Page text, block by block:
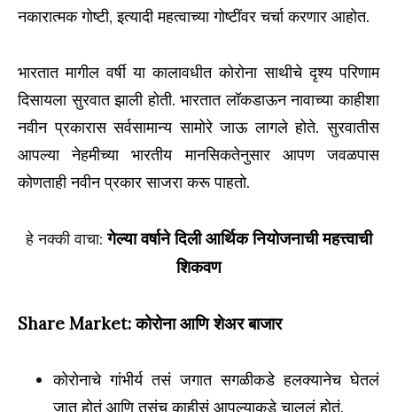
नकारात्मक गोष्टी, इत्यादी महत्वाच्या गोष्टींवर चर्चा करणार आहोत.
भारतात मागील वर्षी या कालावधीत कोरोना साथीचे दृश्य परिणाम
दिसायला सुरवात झाली होती. भारतात लॉकडाऊन नावाच्या काहीशा
नवीन प्रकारास सर्वसामान्य सामोरे जाऊ लागले होते. सुरवातीस
आपल्या नेहमीच्या भारतीय मानसिकतेनुसार आपण जवळपास
कोणताही नवीन प्रकार साजरा करू पाहतो.
हे नक्की वाचा:गेल्या वर्षाने दिली आर्थिक नियोजनाची महत्त्वाची
शिकवण
Share Market: कोरोना आणि शेअर बाजार
कोरोनाचे गांभीर्य तसं जगात सगळीकडे हलक्यानेच घेतलं
जात होतं आणि तसंच काहीसं आपल्याकडे चाललं होतं.